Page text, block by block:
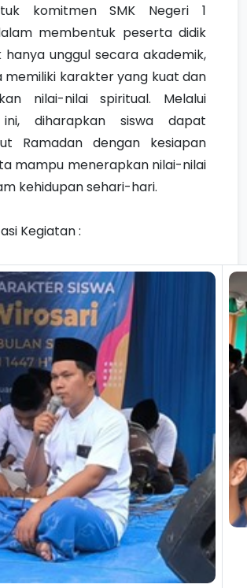
komitmen SMK Negeri 1
membentuk peserta didik
unggul secara akademik,
memiliki karakter yang kuat dan
nilai-nilai spiritual. Melalui
diharapkan siswa dapat
Ramadan dengan kesiapan
mampu menerapkan nilai-nilai
kehidupan sehari-hari.
Kegiatan :